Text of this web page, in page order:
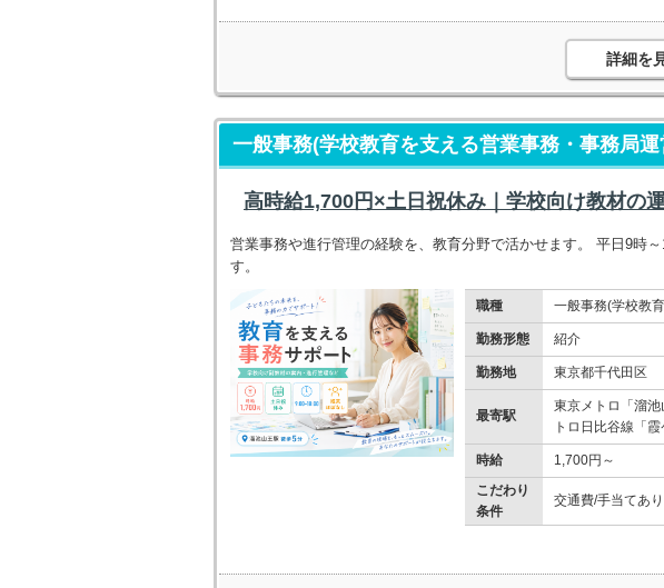
詳細を
一般事務(学校教育を支える営業事務・事務局運
高時給1,700円×土日祝休み｜学校向け教材の
営業事務や進行管理の経験を、教育分野で活かせます。 平日9時
す。
職種 一般事務(学校教
勤務形態 紹介
勤務地 東京都千代田区
最寄駅
東京メトロ「溜
トロ日比谷線「
時給
1,700円～
こだわり
条件
交通費/手当てあり